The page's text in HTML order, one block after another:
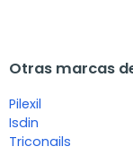
Otras marcas
Pilexil
Isdin
Triconails